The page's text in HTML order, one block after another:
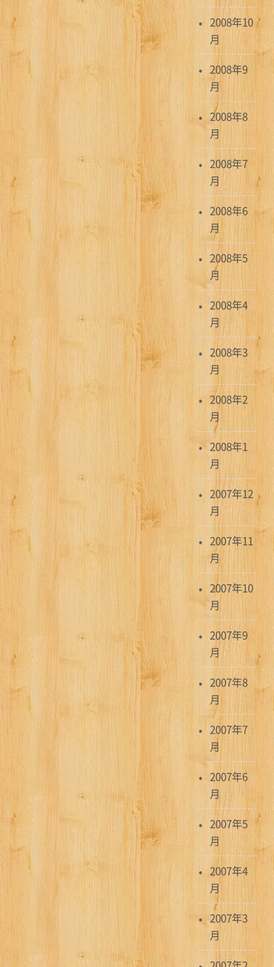
2008年10
月
2008年9
月
2008年8
月
2008年7
月
2008年6
月
2008年5
月
2008年4
月
2008年3
月
2008年2
月
2008年1
月
2007年12
月
2007年11
月
2007年10
月
2007年9
月
2007年8
月
2007年7
月
2007年6
月
2007年5
月
2007年4
月
2007年3
月